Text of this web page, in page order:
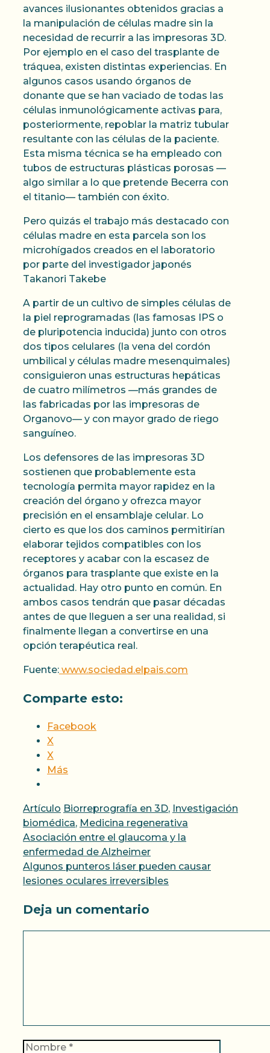
avances ilusionantes obtenidos gracias a
la manipulación de células madre sin la
necesidad de recurrir a las impresoras 3D.
Por ejemplo en el caso del trasplante de
tráquea, existen distintas experiencias. En
algunos casos usando órganos de
donante que se han vaciado de todas las
células inmunológicamente activas para,
posteriormente, repoblar la matriz tubular
resultante con las células de la paciente.
Esta misma técnica se ha empleado con
tubos de estructuras plásticas porosas —
algo similar a lo que pretende Becerra con
el titanio— también con éxito.
Pero quizás el trabajo más destacado con
células madre en esta parcela son los
microhígados creados en el laboratorio
por parte del investigador japonés
Takanori Takebe
A partir de un cultivo de simples células de
la piel reprogramadas (las famosas IPS o
de pluripotencia inducida) junto con otros
dos tipos celulares (la vena del cordón
umbilical y células madre mesenquimales)
consiguieron unas estructuras hepáticas
de cuatro milímetros —más grandes de
las fabricadas por las impresoras de
Organovo— y con mayor grado de riego
sanguíneo.
Los defensores de las impresoras 3D
sostienen que probablemente esta
tecnología permita mayor rapidez en la
creación del órgano y ofrezca mayor
precisión en el ensamblaje celular. Lo
cierto es que los dos caminos permitirían
elaborar tejidos compatibles con los
receptores y acabar con la escasez de
órganos para trasplante que existe en la
actualidad. Hay otro punto en común. En
ambos casos tendrán que pasar décadas
antes de que lleguen a ser una realidad, si
finalmente llegan a convertirse en una
opción terapéutica real.
Fuente: www.sociedad.elpais.com
Comparte esto:
Facebook
X
X
Más
Categorías
Artículo Etiquetas
Biorreprografía en 3D, Investigación
biomédica, Medicina regenerativa
Asociación entre el glaucoma y la
enfermedad de Alzheimer
Algunos punteros láser pueden causar
lesiones oculares irreversibles
Deja un comentario
Nombre